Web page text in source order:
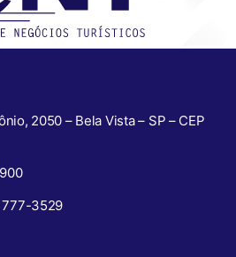
2050 – Bela Vista – SP – CEP
777-3529